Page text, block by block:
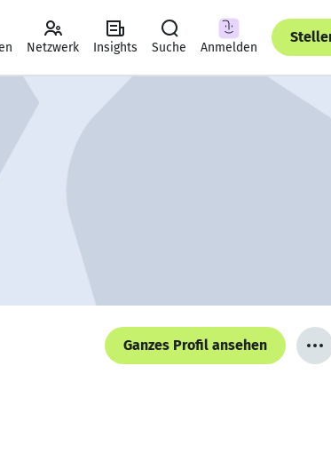
Netzwerk Insights Suche Anmelden
Ganzes Profil ansehen